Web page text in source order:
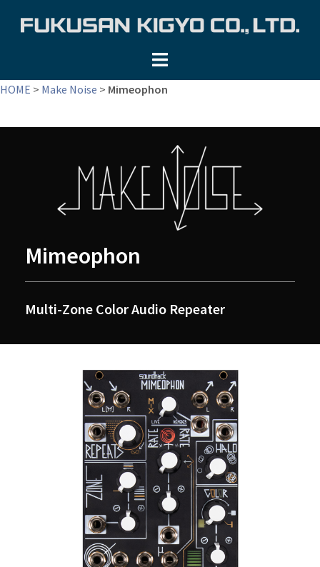
ツ
HOME > Make Noise > Mimeophon
Mimeophon
Multi-Zone Color Audio Repeater